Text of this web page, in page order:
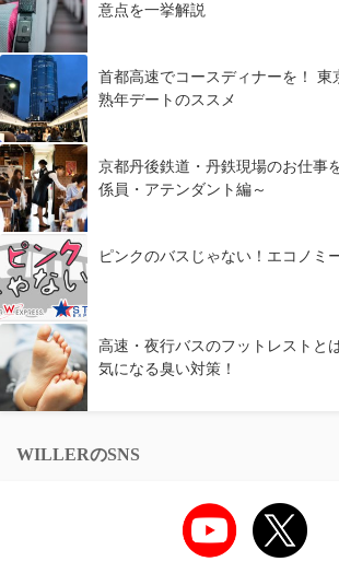
意点を一挙解説
首都高速でコースディナーを！ 東
熟年デートのススメ
京都丹後鉄道・丹鉄現場のお仕事
係員・アテンダント編～
ピンクのバスじゃない！エコノミ
高速・夜行バスのフットレストと
気になる臭い対策！
WILLERのSNS